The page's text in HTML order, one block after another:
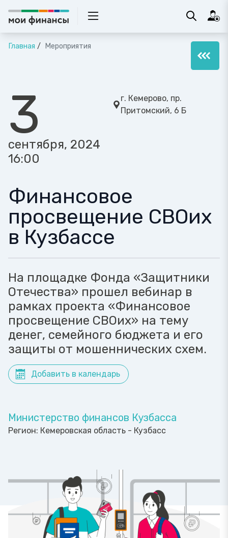
Главная Мероприятия
3
сентября, 2024
16:00
г. Кемерово, пр.
Притомский, 6 Б
Финансовое
просвещение СВОих
в Кузбассе
На площадке Фонда «Защитники
Отечества» прошел вебинар в
рамках проекта «Финансовое
просвещение СВОих» на тему
денег, семейного бюджета и его
защиты от мошеннических схем.
Добавить в календарь
Министерство финансов Кузбасса
Регион: Кемеровская область - Кузбасс